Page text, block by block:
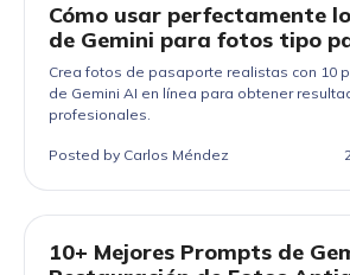
Cómo usar perfectamente
de Gemini para fotos tipo
Crea fotos de pasaporte realistas con 10
de Gemini AI en línea para obtener
profesionales.
Posted by Carlos Méndez
10+ Mejores Prompts de